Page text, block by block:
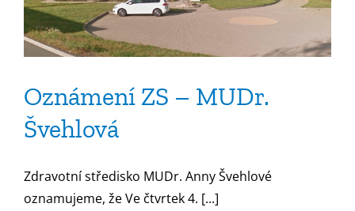
Oznámení ZS – MUDr.
Švehlová
Zdravotní středisko MUDr. Anny Švehlové
oznamujeme, že Ve čtvrtek 4. [...]